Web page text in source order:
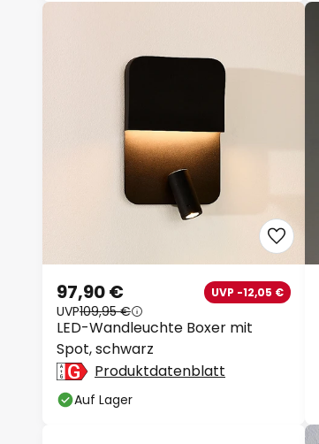
LED-Wandleuchte Boxer mit
Spot, schwarz
97,90 € UVP -12,05 €
UVP109,95 €
Produktdatenblatt
Auf Lager